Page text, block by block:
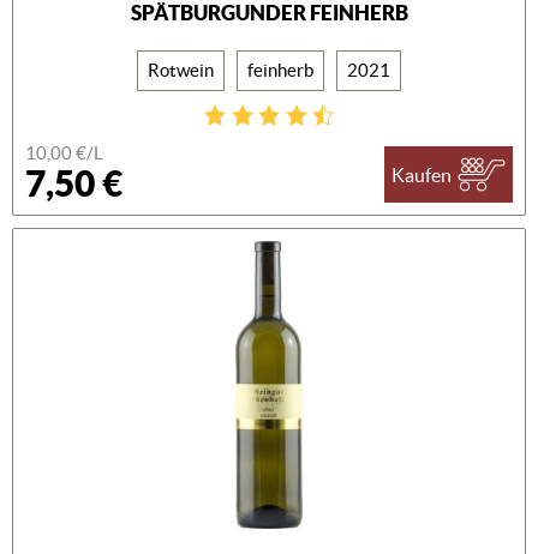
SPÄTBURGUNDER FEINHERB
Rotwein feinherb 2021
10,00 €/L
7,50 € Kaufen